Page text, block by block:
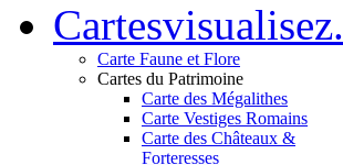
Cartes
Carte Faune et Flore
Cartes du Patrimoine
Carte des Mégalithes
Carte Vestiges Romains
Carte des Châteaux &
Forteresses